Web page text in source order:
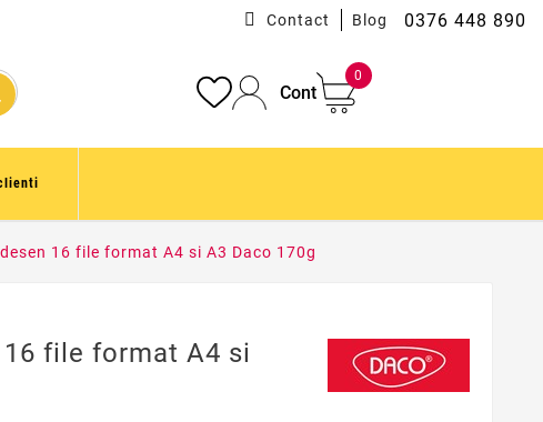
0376 448 890
Contact Blog
Cont
0
16 file format A4 si A3 Daco 170g
file format A4 si